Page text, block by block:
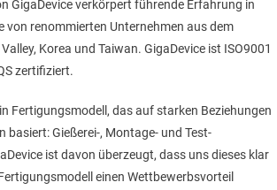
GigaDevice verkörpert führende Erfahrung in
von renommierten Unternehmen aus dem
Korea und Taiwan. GigaDevice ist ISO9001
zertifiziert.
Fertigungsmodell, das auf starken Beziehungen
basiert: Gießerei-, Montage- und Test-
ist davon überzeugt, dass uns dieses klar
einen Wettbewerbsvorteil